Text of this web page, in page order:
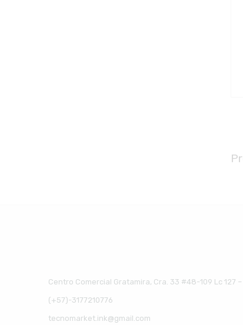
Centro Comercial Gratamira, Cra. 33 #48-109 Lc 127 –
(+57)-3177210776
tecnomarket.ink@gmail.com